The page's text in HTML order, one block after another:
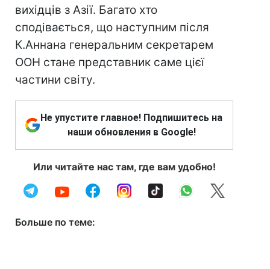
вихідців з Азії. Багато хто
сподівається, що наступним після
К.Аннана генеральним секретарем
ООН стане представник саме цієї
частини світу.
Не упустите главное! Подпишитесь на
наши обновления в Google!
Или читайте нас там, где вам удобно!
Больше по теме: